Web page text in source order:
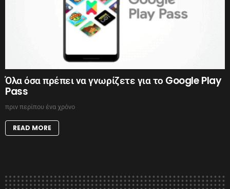
Όλα όσα πρέπει να γνωρίζετε για το Google Play
Pass
πριν περίπου ένα χρόνο
READ MORE